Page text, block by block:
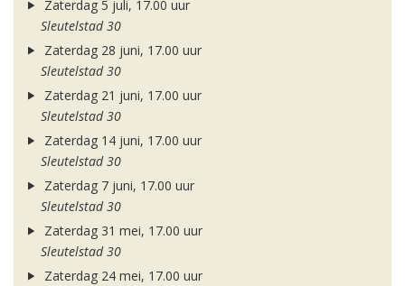
Zaterdag 5 juli, 17.00 uur
Sleutelstad 30
Zaterdag 28 juni, 17.00 uur
Sleutelstad 30
Zaterdag 21 juni, 17.00 uur
Sleutelstad 30
Zaterdag 14 juni, 17.00 uur
Sleutelstad 30
Zaterdag 7 juni, 17.00 uur
Sleutelstad 30
Zaterdag 31 mei, 17.00 uur
Sleutelstad 30
Zaterdag 24 mei, 17.00 uur